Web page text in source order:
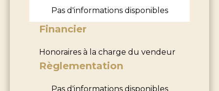
Pas d'informations disponibles
Financier
Honoraires à la charge du vendeur
Règlementation
Pas d'informations disponibles